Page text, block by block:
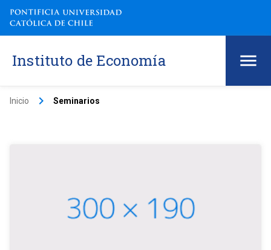
Instituto de Economía
Inicio keyboard_arrow_right Seminarios